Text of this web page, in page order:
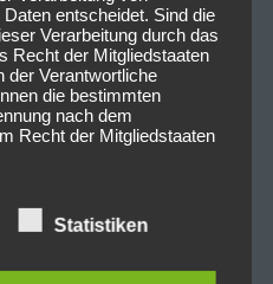
entscheidet. Sind die
Verarbeitung durch das
Recht der Mitgliedstaaten
der Verantwortliche
die bestimmten
nach dem
Recht der Mitgliedstaaten
Statistiken